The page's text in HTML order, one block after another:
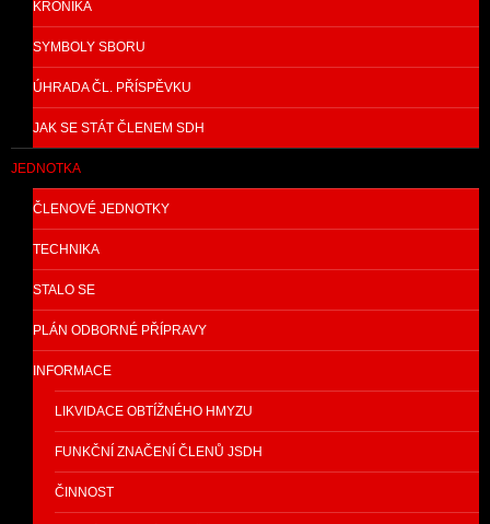
KRONIKA
SYMBOLY SBORU
ÚHRADA ČL. PŘÍSPĚVKU
JAK SE STÁT ČLENEM SDH
JEDNOTKA
ČLENOVÉ JEDNOTKY
TECHNIKA
STALO SE
PLÁN ODBORNÉ PŘÍPRAVY
INFORMACE
LIKVIDACE OBTÍŽNÉHO HMYZU
FUNKČNÍ ZNAČENÍ ČLENŮ JSDH
ČINNOST